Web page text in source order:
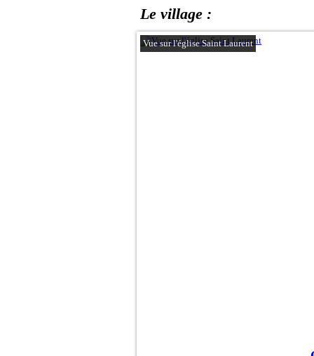
Le village :
Vue sur l'église Saint Laurent